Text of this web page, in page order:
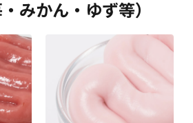
みかん・ゆず等）